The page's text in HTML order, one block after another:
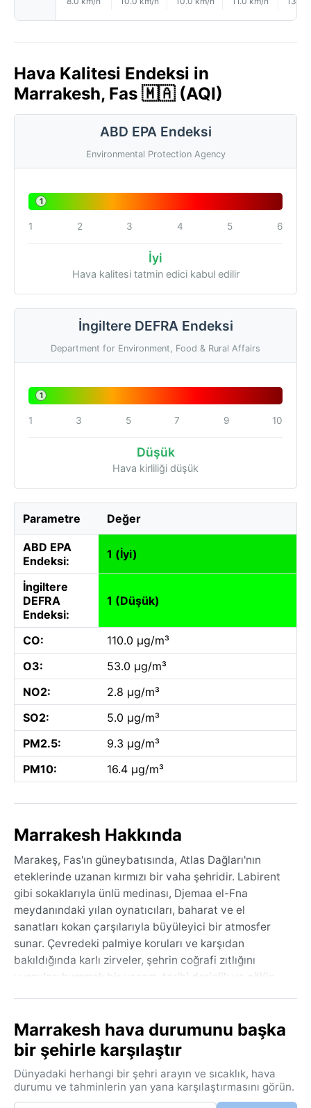
Hava Kalitesi Endeksi in
Marrakesh, Fas 🇲🇦 (AQI)
ABD EPA Endeksi
Environmental Protection Agency
1
1 2 3 4 5 6
İyi
Hava kalitesi tatmin edici kabul edilir
İngiltere DEFRA Endeksi
Department for Environment, Food & Rural Affairs
1
1 3 5 7 9 10
Düşük
Hava kirliliği düşük
Parametre Değer
ABD EPA
Endeksi:
1 (İyi)
İngiltere
DEFRA
Endeksi:
1 (Düşük)
CO:
110.0 µg/m³
O3:
53.0 µg/m³
NO2:
2.8 µg/m³
SO2:
5.0 µg/m³
PM2.5:
9.3 µg/m³
PM10:
16.4 µg/m³
Marrakesh Hakkında
Marakeş, Fas'ın güneybatısında, Atlas Dağları'nın
eteklerinde uzanan kırmızı bir vaha şehridir. Labirent
gibi sokaklarıyla ünlü medinası, Djemaa el-Fna
meydanındaki yılan oynatıcıları, baharat ve el
sanatları kokan çarşılarıyla büyüleyici bir atmosfer
sunar. Çevredeki palmiye koruları ve karşıdan
bakıldığında karlı zirveler, şehrin coğrafi zıtlığını
vurgular; hummalı bir yaşam, tarihi derinlik ve çölün
Hot semi-arid (BSh) iklimine sahip Marakeş'te yazlar
kavurucu geçer. Haziran'dan Eylül'e kadar
termometreler 40°C'nin üzerine çıkarken, nem
oldukça düşüktür. Kışlar ılıktır, gündüz 15-20°C arası
seyrederken geceler 5°C'ye kadar düşebilir. Yağış son
Marrakesh hava durumunu başka
bir şehirle karşılaştır
Dünyadaki herhangi bir şehri arayın ve sıcaklık, hava
durumu ve tahminlerin yan yana karşılaştırmasını görün.